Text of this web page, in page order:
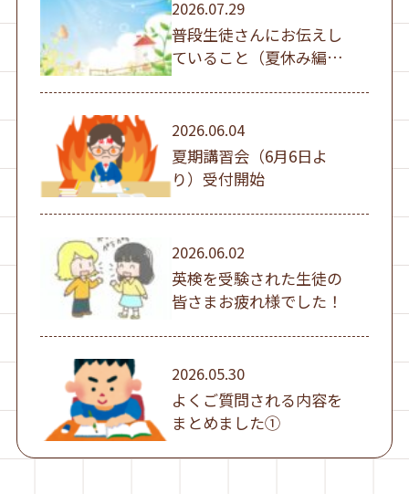
2026.07.29
普段生徒さんにお伝えし
ていること（夏休み編
①）
2026.06.04
夏期講習会（6月6日よ
り）受付開始
2026.06.02
英検を受験された生徒の
皆さまお疲れ様でした！
2026.05.30
よくご質問される内容を
まとめました①